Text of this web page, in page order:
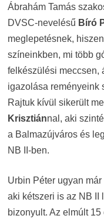
Ábrahám Tamás
DVSC-nevelésű Bíró
meglepetésnek,
színeinkben, mi több
felkészülési meccsen,
igazolása reményeink
Rajtuk kívül sikerült
Krisztiánnal, aki
a Balmazújváros és
NB II-ben.
Urbin Péter ugyan
aki kétszeri is az NB II
bizonyult. Az elmúlt